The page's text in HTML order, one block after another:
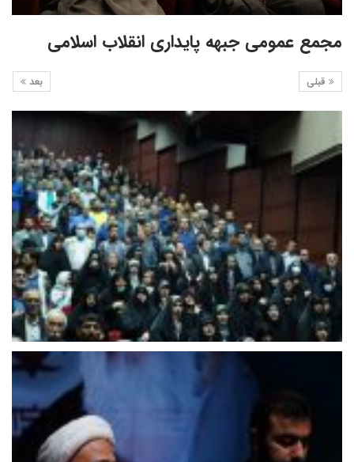
مجمع عمومی جبهه پایداری انقلاب اسلامی
بعد قبلی